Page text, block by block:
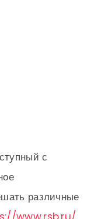
с
различные